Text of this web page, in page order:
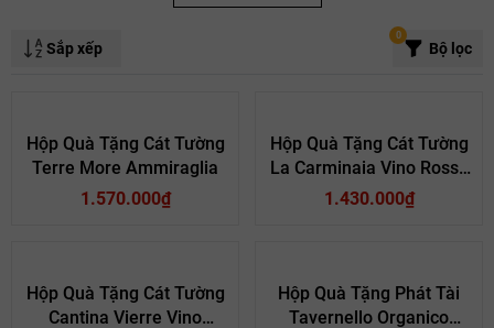
Mã giảm giá:
Không chỉ là thức uống,rượu vang hayrượu ngoại cao cấpcòn đại
diện cho sự may mắn, thịnh vượng và lời chúc năm mới an khang gửi
Tết?
Sắp xếp Bộ lọc
0
Hộp Quà Tặng Cát Tường
Terre More Ammiraglia
1.570.000₫
Hộp Quà Tặng Cát Tường
La Carminaia Vino Rosso
D’Italia
1.430.000₫
Hộp Quà Tặng Cát Tường
Cantina Vierre Vino
Hộp Quà Tặng Phát Tài
Tavernello Organico